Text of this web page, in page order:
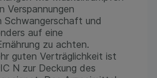
Verspannungen
Schwangerschaft und
auf eine
zu achten.
guten Verträglichkeit ist
N zur Deckung des